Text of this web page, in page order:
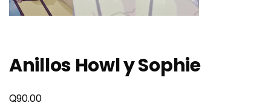
Anillos Howl y Sophie
Q90.00